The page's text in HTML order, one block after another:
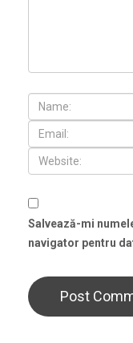
Salvează-mi
navigator pentru